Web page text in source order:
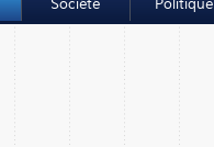
Société Politique